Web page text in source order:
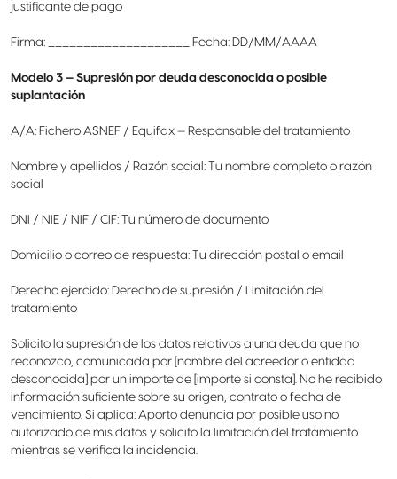
justificante de pago
Firma: ____________________ Fecha: DD/MM/AAAA
Modelo 3 — Supresión por deuda desconocida o posible
suplantación
A/A: Fichero ASNEF / Equifax — Responsable del tratamiento
Nombre y apellidos / Razón social: Tu nombre completo o razón
social
DNI / NIE / NIF / CIF: Tu número de documento
Domicilio o correo de respuesta: Tu dirección postal o email
Derecho ejercido: Derecho de supresión / Limitación del
tratamiento
Solicito la supresión de los datos relativos a una deuda que no
reconozco, comunicada por [nombre del acreedor o entidad
desconocida] por un importe de [importe si consta]. No he recibido
información suficiente sobre su origen, contrato o fecha de
vencimiento. Si aplica: Aporto denuncia por posible uso no
autorizado de mis datos y solicito la limitación del tratamiento
mientras se verifica la incidencia.